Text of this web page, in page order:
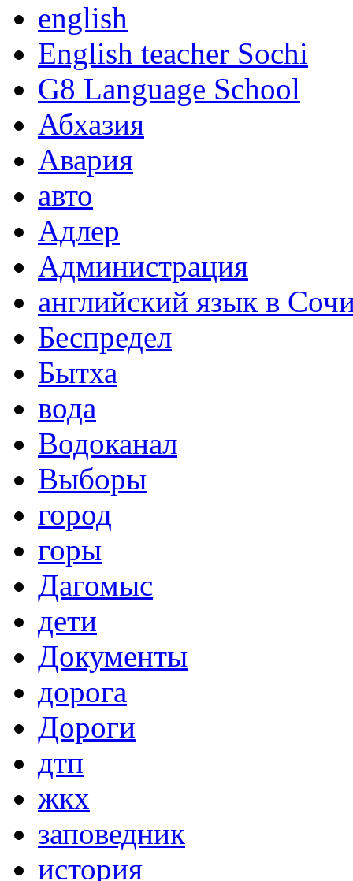
english
English teacher Sochi
G8 Language School
Абхазия
Авария
авто
Адлер
Администрация
английский язык в
Беспредел
Бытха
вода
Водоканал
Выборы
город
горы
Дагомыс
дети
Документы
дорога
Дороги
дтп
жкх
заповедник
история